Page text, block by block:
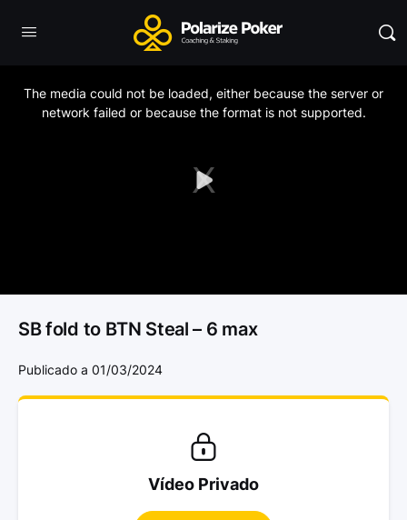
Play
The media could not be loaded, either because the server or
network failed or because the format is not supported.
SB fold to BTN Steal – 6 max
Publicado a 01/03/2024
Vídeo Privado